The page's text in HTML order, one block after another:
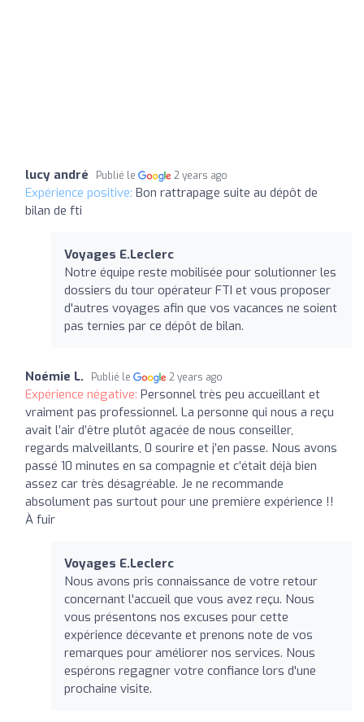
lucy andré Publié le 2 years ago
Expérience positive: Bon rattrapage suite au dépôt de
bilan de fti
Voyages E.Leclerc
Notre équipe reste mobilisée pour solutionner les
dossiers du tour opérateur FTI et vous proposer
d'autres voyages afin que vos vacances ne soient
pas ternies par ce dépôt de bilan.
Noémie L. Publié le 2 years ago
Expérience négative: Personnel très peu accueillant et
vraiment pas professionnel. La personne qui nous a reçu
avait l’air d’être plutôt agacée de nous conseiller,
regards malveillants, 0 sourire et j’en passe. Nous avons
passé 10 minutes en sa compagnie et c’était déjà bien
assez car très désagréable. Je ne recommande
absolument pas surtout pour une première expérience !!
À fuir
Voyages E.Leclerc
Nous avons pris connaissance de votre retour
concernant l'accueil que vous avez reçu. Nous
vous présentons nos excuses pour cette
expérience décevante et prenons note de vos
remarques pour améliorer nos services. Nous
espérons regagner votre confiance lors d'une
prochaine visite.